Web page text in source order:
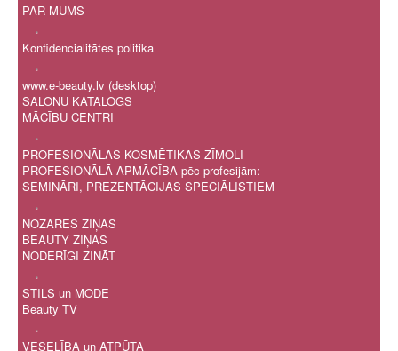
PAR MUMS
.
Konfidencialitātes politika
.
www.e-beauty.lv (desktop)
SALONU KATALOGS
MĀCĪBU CENTRI
.
PROFESIONĀLAS KOSMĒTIKAS ZĪMOLI
PROFESIONĀLĀ APMĀCĪBA pēc profesijām:
SEMINĀRI, PREZENTĀCIJAS SPECIĀLISTIEM
.
NOZARES ZIŅAS
BEAUTY ZIŅAS
NODERĪGI ZINĀT
.
STILS un MODE
Beauty TV
.
VESELĪBA un ATPŪTA